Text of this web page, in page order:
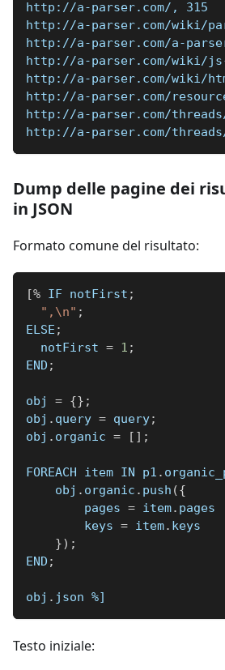
http://a-parser.com/, 315
http://a-parser.com/wiki/
http://a-parser.com/a-
http://a-parser.com/wiki/
http://a-parser.com/wiki/
http://a-parser.com/
http://a-parser.com/
http://a-parser.com/
Dump delle pagine dei
in JSON
Formato comune del risultato:
[% IF notFirst ;
",\n" ;
ELSE ;
  notFirst
= 1 ;
END ;
obj = {} ;
obj . query = query;
obj . organic = [ ] ;
FOREACH item IN p1 .
    obj
. organic . push ({
        pages
= item. pages
        keys
= item. keys
}) ;
END ;
obj . json %]
Testo iniziale: